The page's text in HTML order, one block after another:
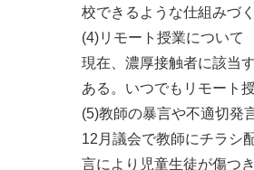
校できるような仕組みづ
(4)リモート授業について
現在、濃厚接触者に該当
ある。いつでもリモート
(5)教師の暴言や不適切発
12月議会で教師にチラシ
言により児童生徒が傷つ